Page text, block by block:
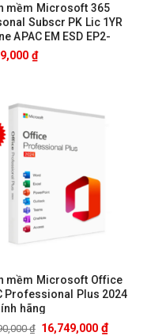
mềm Microsoft 365
Subscr PK Lic 1YR
APAC EM ESD EP2-
(Key Điện Tử) – 1 Năm |
hãng
₫
mềm Microsoft Office
Professional Plus 2024
hãng
₫ 16,749,000 ₫